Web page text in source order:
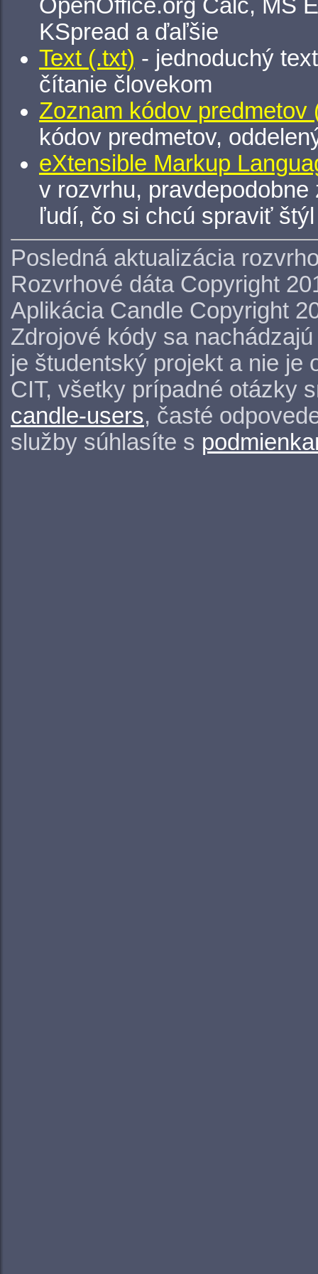
OpenOffice.org Calc, MS
KSpread a ďaľšie
Text (.txt) - jednoduchý
čítanie človekom
Zoznam kódov predmetov
kódov predmetov,
eXtensible Markup
v rozvrhu,
ľudí, čo si chcú spraviť
Posledná aktualizácia
Rozvrhové dáta Copyright
Aplikácia Candle Copyright
Zdrojové kódy sa
je študentský projekt a nie je
CIT, všetky prípadné otázky
candle-users, časté
služby súhlasíte s